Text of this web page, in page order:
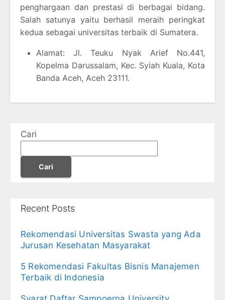
penghargaan dan prestasi di berbagai bidang.
Salah satunya yaitu berhasil meraih peringkat
kedua sebagai universitas terbaik di Sumatera.
Alamat: Jl. Teuku Nyak Arief No.441,
Kopelma Darussalam, Kec. Syiah Kuala, Kota
Banda Aceh, Aceh 23111.
Cari
Cari
Recent Posts
Rekomendasi Universitas Swasta yang Ada
Jurusan Kesehatan Masyarakat
5 Rekomendasi Fakultas Bisnis Manajemen
Terbaik di Indonesia